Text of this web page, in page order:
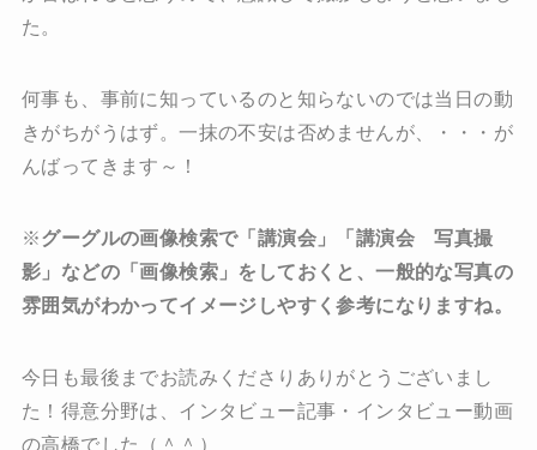
た。
何事も、事前に知っているのと知らないのでは当日の動
きがちがうはず。一抹の不安は否めませんが、・・・が
んばってきます～！
※グーグルの画像検索で「講演会」「講演会 写真撮
影」などの「画像検索」をしておくと、一般的な写真の
雰囲気がわかってイメージしやすく参考になりますね。
今日も最後までお読みくださりありがとうございまし
た！得意分野は、インタビュー記事・インタビュー動画
の高橋でした（＾＾）